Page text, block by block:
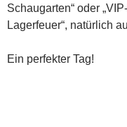
Schaugarten“ oder
Lagerfeuer“, natürlich
Ein perfekter Tag!